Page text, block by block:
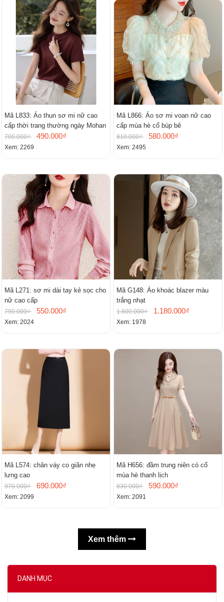
DANH MỤC
Mã L833: Áo thun sơ mi nữ cao
cấp thời trang thường ngày Mohan
700.000₫ 490.000₫
Xem: 2269
Mã L866: Áo sơ mi voan nữ cao
cấp mùa hè cổ búp bê
810.000₫ 580.000₫
Xem: 2495
Mã L271: sơ mi dài tay kẻ sọc cho
nữ cao cấp
790.000₫ 550.000₫
Xem: 2024
Mã G148: Áo khoác blazer màu
trắng nhạt
1.600.000₫ 1.180.000₫
Xem: 1978
Mã L574: chân váy co giãn nhẹ
lưng cao
970.000₫ 690.000₫
Xem: 2099
Mã H656: đầm trung niên có cổ
mùa hè thanh lịch
830.000₫ 590.000₫
Xem: 2091
Xem thêm